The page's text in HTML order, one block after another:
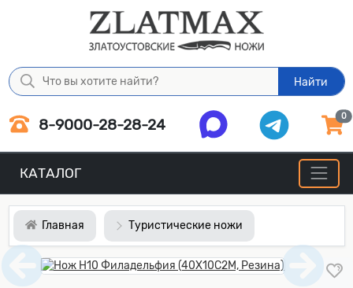
Найти
8-9000-28-28-24 0
КАТАЛОГ
Главная Туристические ножи